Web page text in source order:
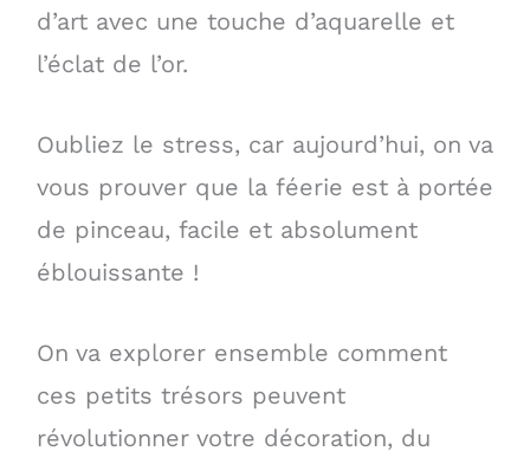
d’art avec une touche d’aquarelle et
l’éclat de l’or.
Oubliez le stress, car aujourd’hui, on va
vous prouver que la féerie est à portée
de pinceau, facile et absolument
éblouissante !
On va explorer ensemble comment
ces petits trésors peuvent
révolutionner votre décoration, du